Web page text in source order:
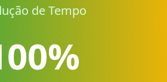
de Tempo